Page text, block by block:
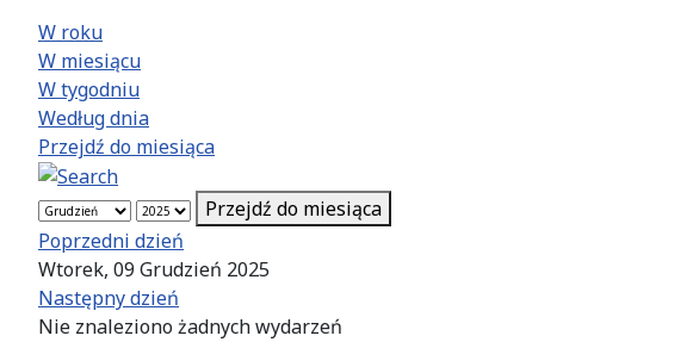
W roku
W miesiącu
W tygodniu
Według dnia
Przejdź do miesiąca
Przejdź do miesiąca
Poprzedni dzień
Wtorek, 09 Grudzień 2025
Następny dzień
Nie znaleziono żadnych wydarzeń